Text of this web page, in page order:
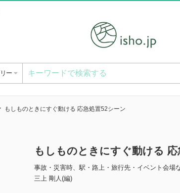
ー
もしものときにすぐ動ける 応急処置52シーン
もしものときにすぐ動ける 応
事故・災害時、駅・路上・旅行先・イベント会場
三上 剛人(編)